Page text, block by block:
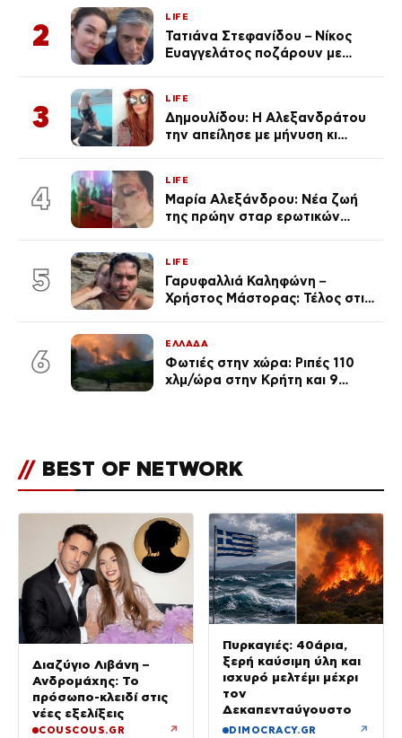
2
LIFE
Τατιάνα Στεφανίδου – Νίκος
Ευαγγελάτος ποζάρουν με
3
LIFE
Δημουλίδου: Η Αλεξανδράτου
την απείλησε με μήνυση κι
ποια είσαι σοκαρίστικα»
4
LIFE
Μαρία Αλεξάνδρου: Νέα ζωή
της πρώην σταρ ερωτικών
(Φωτογραφίες)
5
LIFE
Γαρυφαλλιά Καληφώνη –
Χρήστος Μάστορας: Τέλος στις
6
ΕΛΛΑΔΑ
Φωτιές στην χώρα: Ριπές 110
χλμ/ώρα στην Κρήτη και 9
// BEST OF NETWORK
Διαζύγιο Λιβάνη –
Ανδρομάχης: Το
πρόσωπο-κλειδί στις
νέες εξελίξεις
COUSCOUS.GR ↗
Πυρκαγιές: 40άρια,
ξερή καύσιμη ύλη και
ισχυρό μελτέμι μέχρι
τον
Δεκαπενταύγουστο
DIMOCRACY.GR ↗